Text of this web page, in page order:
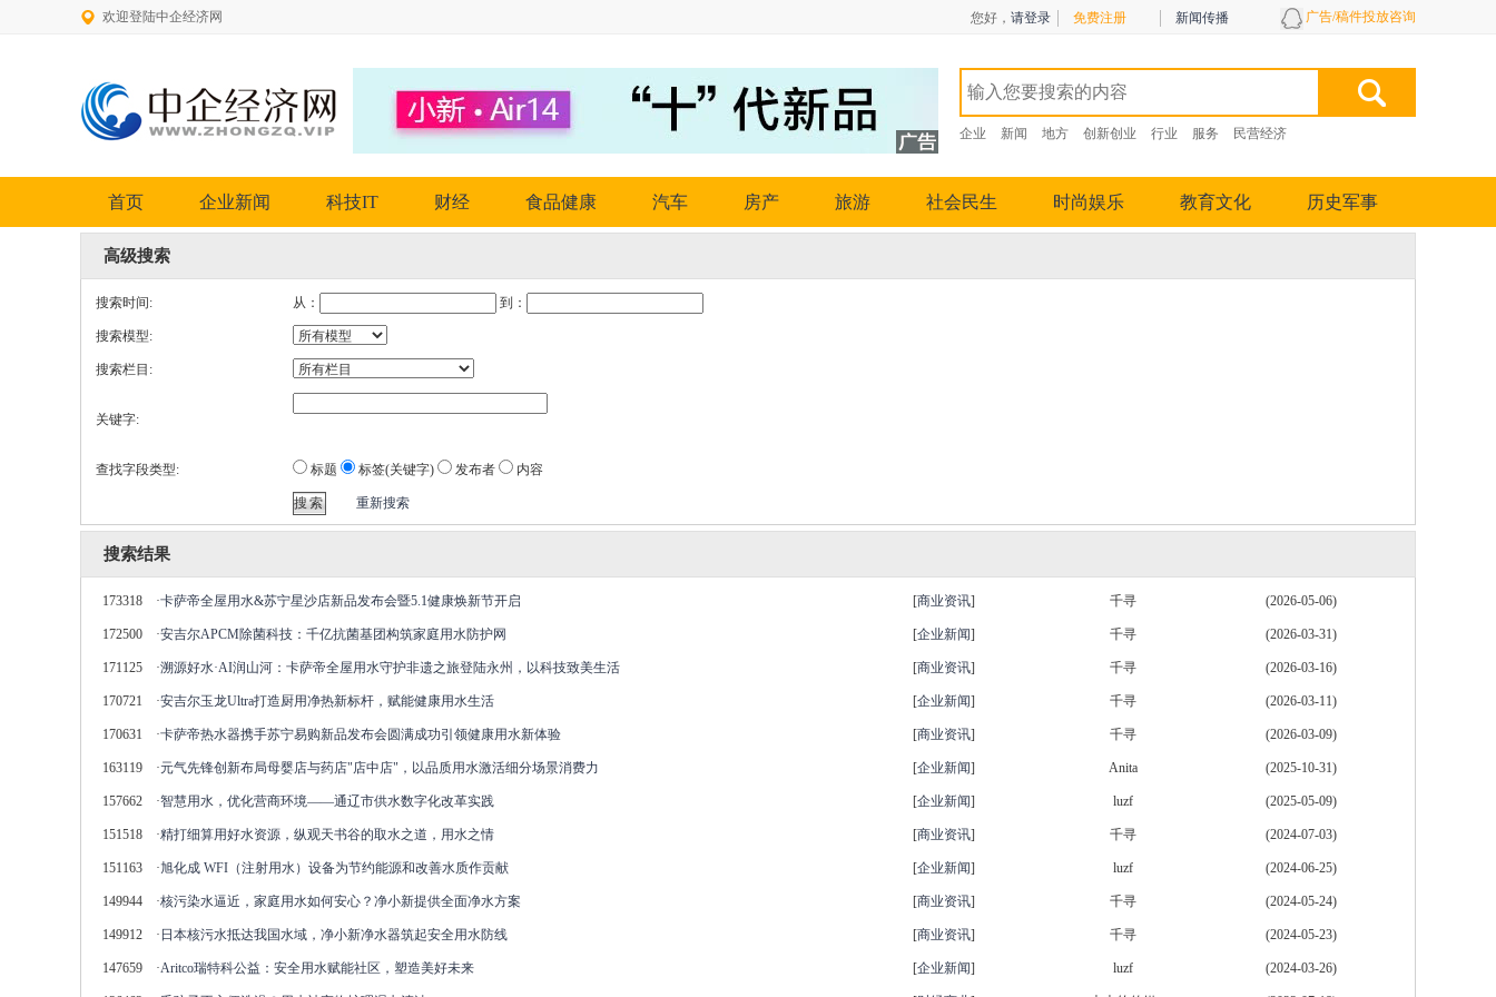
欢迎登陆中企经济网 您好， 请登录 免费注册 新闻传播 广告/稿件投放咨询
企业 新闻 地方 创新创业 行业 服务 民营经济
首页 企业新闻 科技IT 财经 食品健康 汽车 房产 旅游 社会民生 时尚娱乐 教育文化 历史军事
高级搜索
搜索时间: 从： 到：
搜索模型:
搜索栏目:
关键字:
查找字段类型: 标题 标签(关键字) 发布者 内容
重新搜索
搜索结果
173318 ·卡萨帝全屋用水&苏宁星沙店新品发布会暨5.1健康焕新节开启 [商业资讯] 千寻 (2026-05-06)
172500 ·安吉尔APCM除菌科技：千亿抗菌基团构筑家庭用水防护网 [企业新闻] 千寻 (2026-03-31)
171125 ·溯源好水·AI润山河：卡萨帝全屋用水守护非遗之旅登陆永州，以科技致美生活 [商业资讯] 千寻 (2026-03-16)
170721 ·安吉尔玉龙Ultra打造厨用净热新标杆，赋能健康用水生活 [企业新闻] 千寻 (2026-03-11)
170631 ·卡萨帝热水器携手苏宁易购新品发布会圆满成功引领健康用水新体验 [商业资讯] 千寻 (2026-03-09)
163119 ·元气先锋创新布局母婴店与药店"店中店"，以品质用水激活细分场景消费力 [企业新闻] Anita (2025-10-31)
157662 ·智慧用水，优化营商环境——通辽市供水数字化改革实践 [企业新闻] luzf (2025-05-09)
151518 ·精打细算用好水资源，纵观天书谷的取水之道，用水之情 [商业资讯] 千寻 (2024-07-03)
151163 ·旭化成 WFI（注射用水）设备为节约能源和改善水质作贡献 [企业新闻] luzf (2024-06-25)
149944 ·核污染水逼近，家庭用水如何安心？净小新提供全面净水方案 [商业资讯] 千寻 (2024-05-24)
149912 · 日本核污水抵达我国水域，净小新净水器筑起安全用水防线 [商业资讯] 千寻 (2024-05-23)
147659 ·Aritco瑞特科公益：安全用水赋能社区，塑造美好未来 [企业新闻] luzf (2024-03-26)